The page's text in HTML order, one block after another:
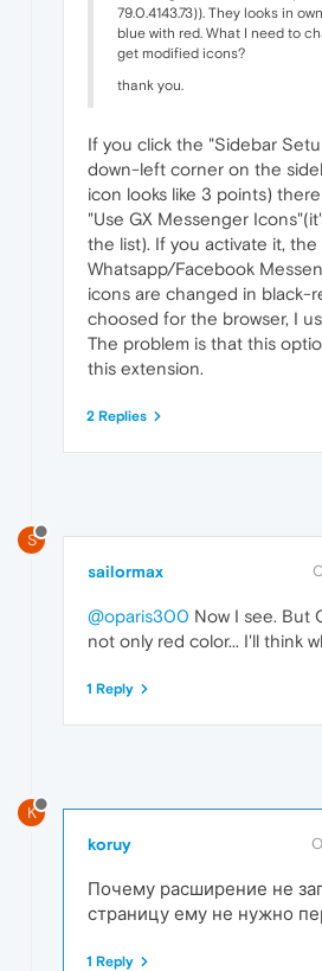
79.0.4143.73)). They looks in
blue with red. What I need to
get modified icons?
thank you.
If you click the "Sidebar
down-left corner on the
icon looks like 3 points)
"Use GX Messenger
the list). If you activate it, the
Whatsapp/Facebook
icons are changed in black-
choosed for the browser, I
The problem is that this
this extension.
2 Replies
S
sailormax
@oparis300 Now I see. But
not only red color... I'll think
1 Reply
K
koruy
Почему расширение не
страницу ему не нужно
1 Reply